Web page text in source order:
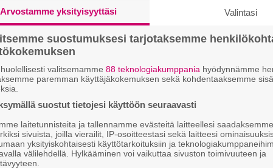
Arvostamme yksityisyyttäsi Valintasi
suostumuksesi tarjotaksemme
valitsemamme 88 teknologiakumppania hyödynnämme
paremman käyttäjäkokemuksen sekä kohdentaaksemme
suostut tietojesi käyttöön seuraavasti
laitetunnisteita ja tallennamme evästeitä laitteellesi
sivuista, joilla vierailit, IP-osoitteestasi sekä laitteesi
yksityiskohtaisesti käyttötarkoituksiin ja
välilehdellä. Hylkääminen voi vaikuttaa sivuston toimivuuteen ja